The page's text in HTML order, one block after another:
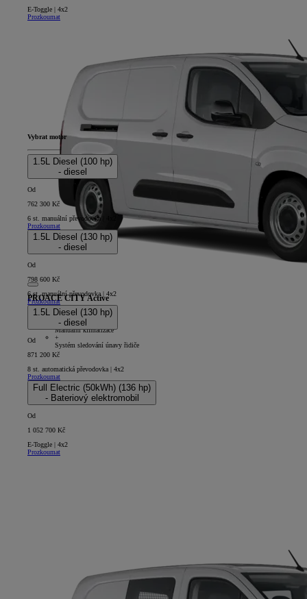
E-Toggle | 4x2
Prozkoumat
PROACE CITY Active
5D - Panel Van Long
+
Manuální klimatizace
+
Systém sledování únavy řidiče
Vybrat motor
1.5L Diesel (100 hp)
- diesel
Od
762 300 Kč
6 st. manuální převodovka | 4x2
Prozkoumat
1.5L Diesel (130 hp)
- diesel
Od
798 600 Kč
6 st. manuální převodovka | 4x2
Prozkoumat
1.5L Diesel (130 hp)
- diesel
Od
871 200 Kč
8 st. automatická převodovka | 4x2
Prozkoumat
Full Electric (50kWh) (136 hp)
- Bateriový elektromobil
Od
1 052 700 Kč
E-Toggle | 4x2
Prozkoumat